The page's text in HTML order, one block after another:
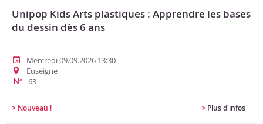
Unipop Kids Arts plastiques : Apprendre les bases
du dessin dès 6 ans
Mercredi 09.09.2026 13:30
Euseigne
N° 63
> Nouveau ! > Plus d'infos